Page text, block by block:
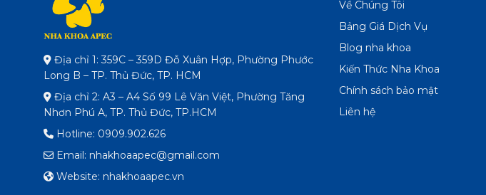
Địa chỉ 1: 359C – 359D Đỗ Xuân Hợp, Phường Phước
Long B – TP. Thủ Đức, TP. HCM
Địa chỉ 2: A3 – A4 Số 99 Lê Văn Việt, Phường Tăng
Nhơn Phú A, TP. Thủ Đức, TP.HCM
Hotline: 0909.902.626
Email: nhakhoaapec@gmail.com
Website: nhakhoaapec.vn
Về Chúng Tôi
Bảng Giá Dịch Vụ
Blog nha khoa
Kiến Thức Nha Khoa
Chính sách bảo mật
Liên hệ